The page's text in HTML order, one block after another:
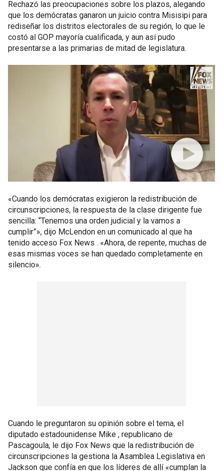
Rechazó las preocupaciones sobre los plazos, alegando
que los demócratas ganaron un juicio contra Misisipi para
rediseñar los distritos electorales de su región, lo que le
costó al GOP mayoría cualificada, y aun así pudo
presentarse a las primarias de mitad de legislatura.
«Cuando los demócratas exigieron la redistribución de
circunscripciones, la respuesta de la clase dirigente fue
sencilla: “Tenemos una orden judicial y la vamos a
cumplir”», dijo McLendon en un comunicado al que ha
tenido acceso Fox News . «Ahora, de repente, muchas de
esas mismas voces se han quedado completamente en
silencio».
Cuando le preguntaron su opinión sobre el tema, el
diputado estadounidense Mike , republicano de
Pascagoula, le dijo Fox News que la redistribución de
circunscripciones la gestiona la Asamblea Legislativa en
Jackson que confía en que los líderes de allí «cumplan la